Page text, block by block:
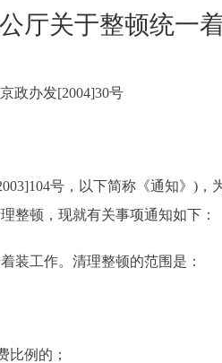
厅关于整顿统一
京政办发[2004]30号
号，以下简称《通知》)，
整顿，现就有关事项通知如下：
工作。清理整顿的范围是：
例的；